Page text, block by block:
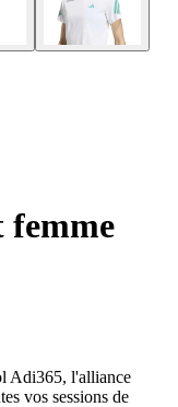
Adi365, l'alliance
vos sessions de